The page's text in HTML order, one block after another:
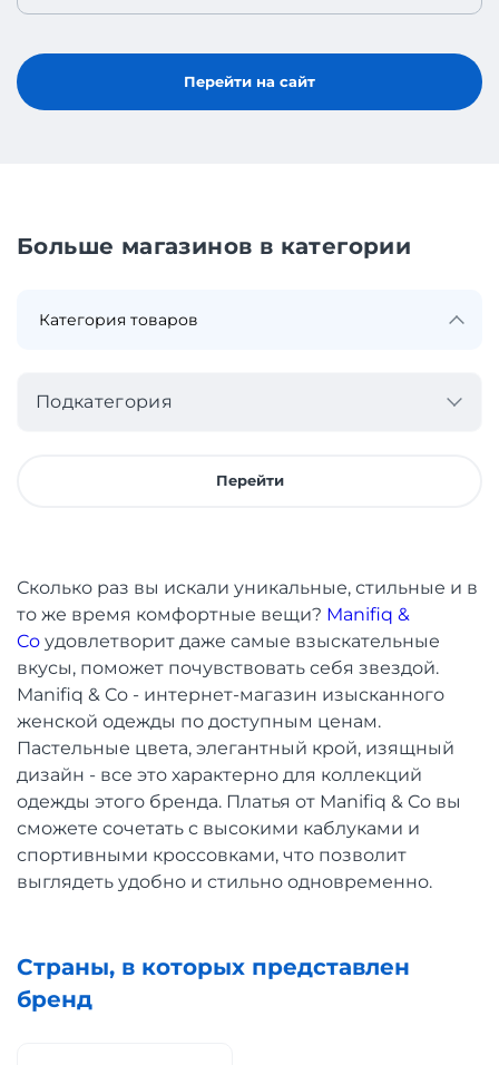
Перейти на сайт
Больше магазинов в категории
Подкатегория
Перейти
Сколько раз вы искали уникальные, стильные и в
то же время комфортные вещи? Manifiq &
Co удовлетворит даже самые взыскательные
вкусы, поможет почувствовать себя звездой.
Manifiq & Co - интернет-магазин изысканного
женской одежды по доступным ценам.
Пастельные цвета, элегантный крой, изящный
дизайн - все это характерно для коллекций
одежды этого бренда. Платья от Manifiq & Co вы
сможете сочетать с высокими каблуками и
спортивными кроссовками, что позволит
выглядеть удобно и стильно одновременно.
Страны, в которых представлен
бренд